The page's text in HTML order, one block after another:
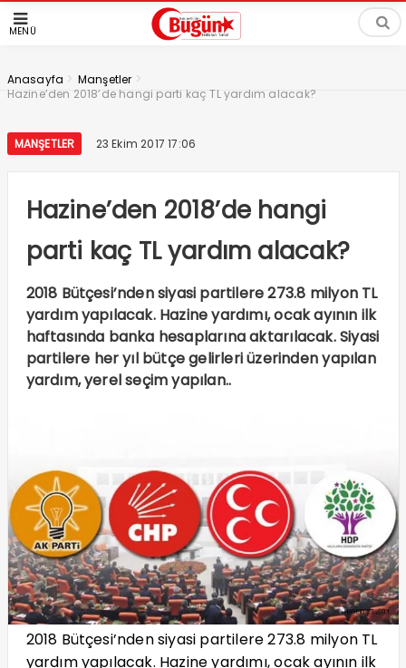
MENÜ
Anasayfa > Manşetler >
Hazine’den 2018’de hangi parti kaç TL yardım alacak?
MANŞETLER 23 Ekim 2017 17:06
Hazine’den 2018’de hangi
parti kaç TL yardım alacak?
2018 Bütçesi’nden siyasi partilere 273.8 milyon TL
yardım yapılacak. Hazine yardımı, ocak ayının ilk
haftasında banka hesaplarına aktarılacak. Siyasi
partilere her yıl bütçe gelirleri üzerinden yapılan
yardım, yerel seçim yapılan..
2018 Bütçesi’nden siyasi partilere 273.8 milyon TL
yardım yapılacak. Hazine yardımı, ocak ayının ilk